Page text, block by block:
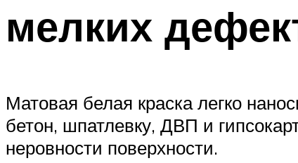
мелких
Матовая белая краска легко
бетон, шпатлевку, ДВП и
неровности поверхности.